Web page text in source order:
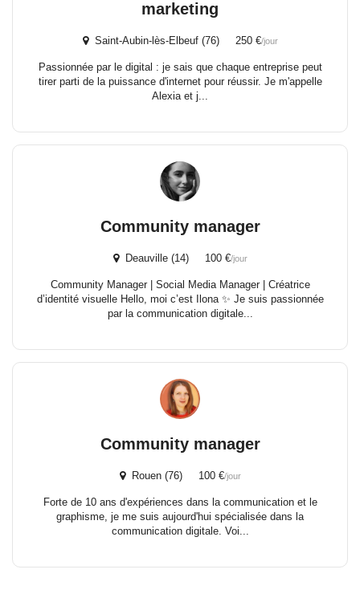
marketing
Saint-Aubin-lès-Elbeuf (76) 250 €/jour
Passionnée par le digital : je sais que chaque entreprise peut
tirer parti de la puissance d'internet pour réussir. Je m'appelle
Alexia et j...
Community manager
Deauville (14) 100 €/jour
Community Manager | Social Media Manager | Créatrice
d’identité visuelle Hello, moi c’est Ilona ✨ Je suis passionnée
par la communication digitale...
Community manager
Rouen (76) 100 €/jour
Forte de 10 ans d'expériences dans la communication et le
graphisme, je me suis aujourd'hui spécialisée dans la
communication digitale. Voi...